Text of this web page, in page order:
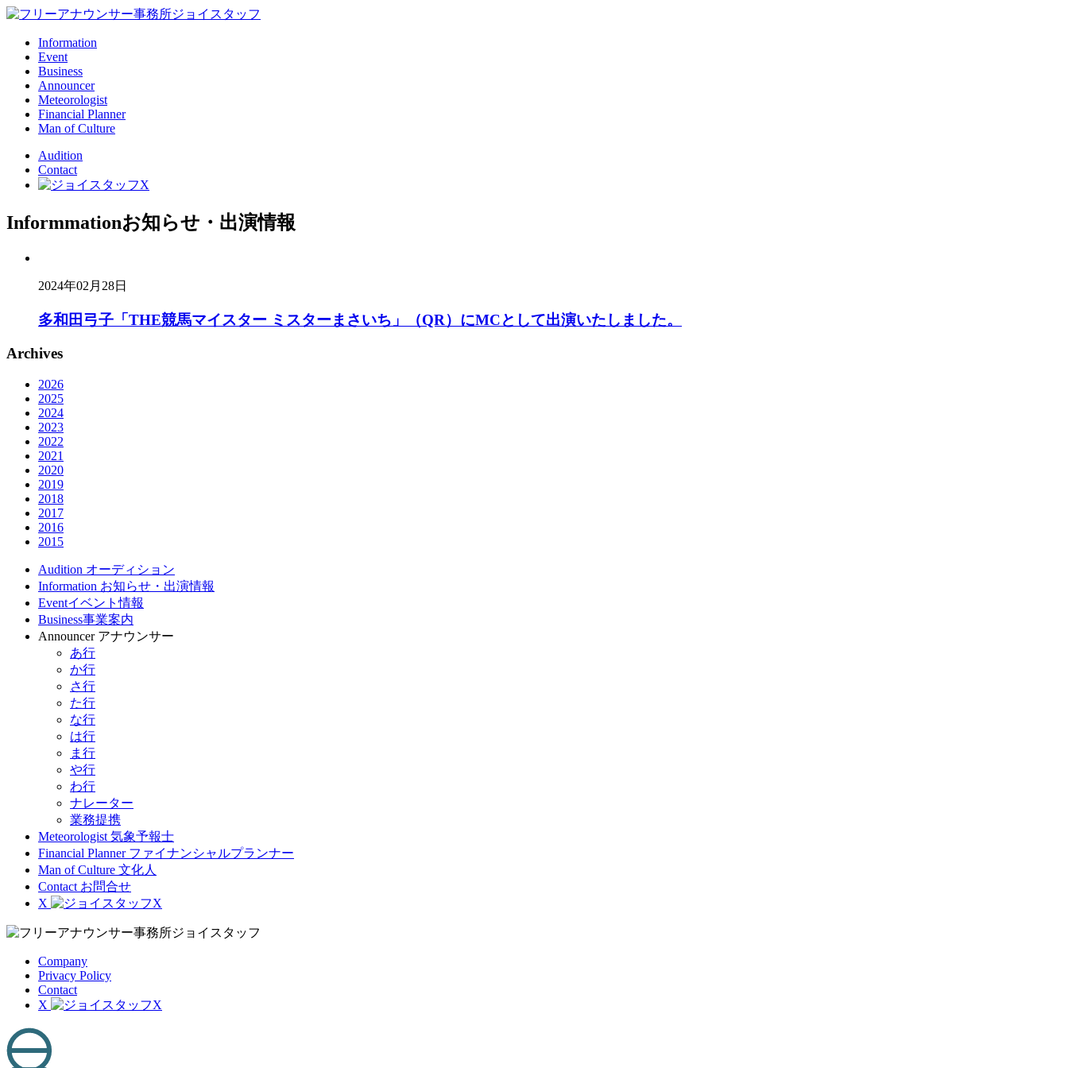
Information
Event
Business
Announcer
Meteorologist
Financial Planner
Man of Culture
Audition
Contact
Informmationお知らせ・出演情報
2024年02月28日
多和田弓子「THE競馬マイスター ミスターまさいち」（QR）にMCとして出演いたしました。
Archives
2026
2025
2024
2023
2022
2021
2020
2019
2018
2017
2016
2015
Audition オーディション
Information お知らせ・出演情報
Eventイベント情報
Business事業案内
Announcer アナウンサー
あ行
か行
さ行
た行
な行
は行
ま行
や行
わ行
ナレーター
業務提携
Meteorologist 気象予報士
Financial Planner ファイナンシャルプランナー
Man of Culture 文化人
Contact お問合せ
X
Company
Privacy Policy
Contact
X